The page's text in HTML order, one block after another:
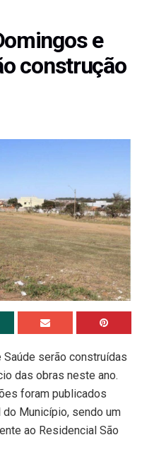
e
construção
Saúde serão construídas
das obras neste ano.
foram publicados
Município, sendo um
ao Residencial São